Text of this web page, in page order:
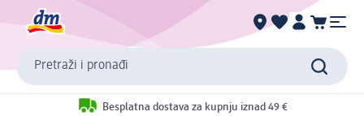
Pretraži i pronađi
Besplatna dostava za kupnju iznad 49 €